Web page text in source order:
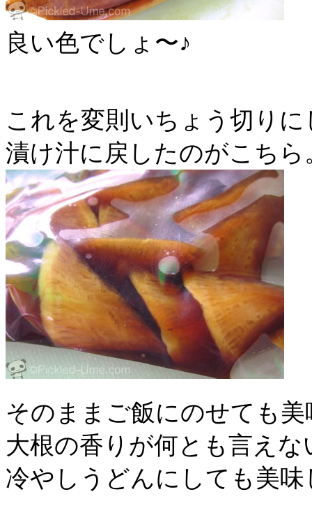
良い色でしょ〜♪
これを変則いちょう切りに
漬け汁に戻したのがこちら
そのままご飯にのせても
大根の香りが何とも言え
冷やしうどんにしても美